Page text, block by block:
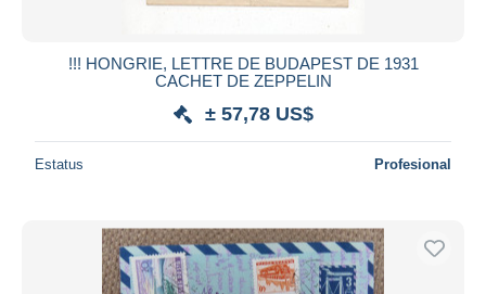
!!! HONGRIE, LETTRE DE BUDAPEST DE 1931
CACHET DE ZEPPELIN
± 57,78 US$
Estatus Profesional